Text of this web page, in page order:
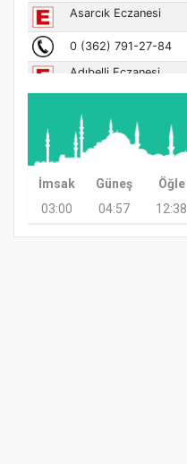
İmsak Güneş Öğle
03:00
04:57 12:38